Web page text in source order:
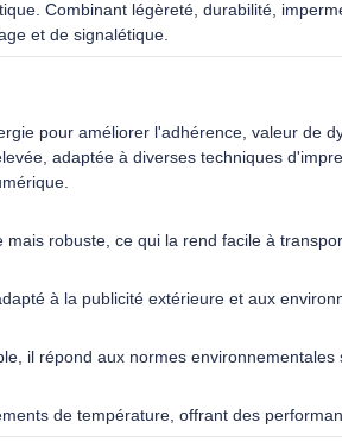
Combinant légèreté, durabilité,
et de signalétique.
pour améliorer l'adhérence, valeur de
adaptée à diverses techniques
robuste, ce qui la rend facile à
à la publicité extérieure et aux
il répond aux normes environnementales
de température, offrant des